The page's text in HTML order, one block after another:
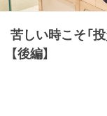
苦しい時こそ「
【後編】